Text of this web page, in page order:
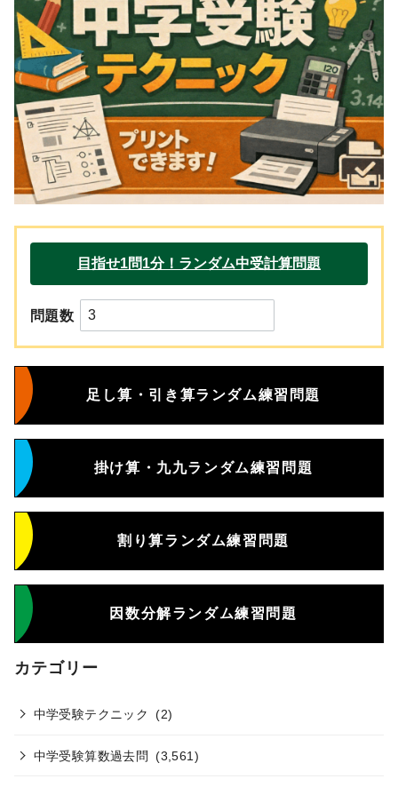
問題数
足し算・引き算ランダム練習問題
掛け算・九九ランダム練習問題
割り算ランダム練習問題
因数分解ランダム練習問題
カテゴリー
中学受験テクニック (2)
中学受験算数過去問 (3,561)